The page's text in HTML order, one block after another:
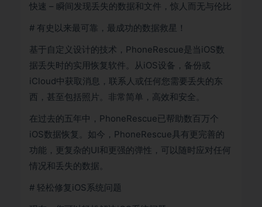
快速 – 瞬间发现丢失的数据和文件，惊人而无与伦比
# 有史以来最可靠，最成功的数据救星！
基于自定义设计的技术，PhoneRescue是当iOS数
据丢失时的实用恢复软件。从iOS设备，备份或
iCloud中获取消息，联系人或任何您需要丢失的东
西，甚至包括照片。非常简单，高效和安全。
在过去的五年中，PhoneRescue已帮助数百万个
iOS数据恢复。如今，PhoneRescue具有更完善的
功能，更复杂的UI和更强的弹性，可以随时应对任何
情况和丢失的数据。
# 轻松修复iOS系统问题